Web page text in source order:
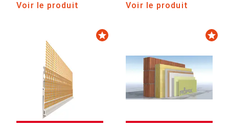
Voir le produit Voir le produit